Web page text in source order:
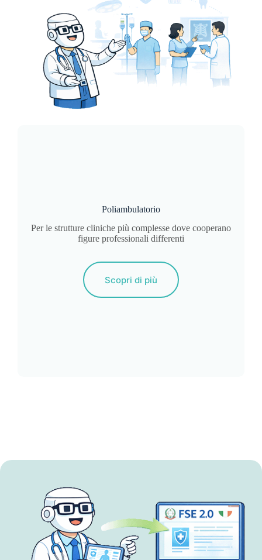
Poliambulatorio
Per le strutture cliniche più complesse dove cooperano
figure professionali differenti
Scopri di più